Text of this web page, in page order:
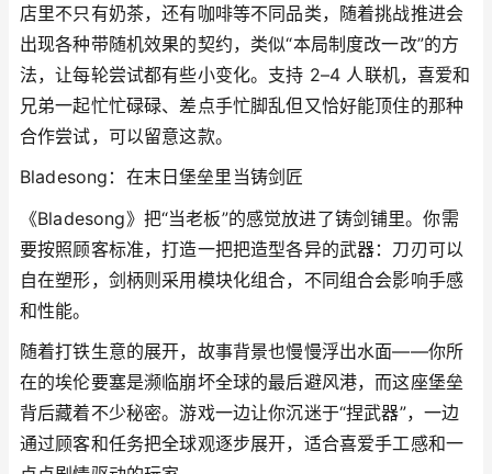
店里不只有奶茶，还有咖啡等不同品类，随着挑战推进会
出现各种带随机效果的契约，类似“本局制度改一改”的方
法，让每轮尝试都有些小变化。支持 2–4 人联机，喜爱和
兄弟一起忙忙碌碌、差点手忙脚乱但又恰好能顶住的那种
合作尝试，可以留意这款。
Bladesong：在末日堡垒里当铸剑匠
《Bladesong》把“当老板”的感觉放进了铸剑铺里。你需
要按照顾客标准，打造一把把造型各异的武器：刀刃可以
自在塑形，剑柄则采用模块化组合，不同组合会影响手感
和性能。
随着打铁生意的展开，故事背景也慢慢浮出水面——你所
在的埃伦要塞是濒临崩坏全球的最后避风港，而这座堡垒
背后藏着不少秘密。游戏一边让你沉迷于“捏武器”，一边
通过顾客和任务把全球观逐步展开，适合喜爱手工感和一